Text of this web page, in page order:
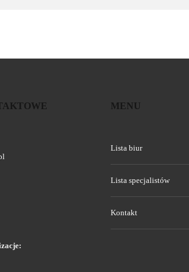
MENU
Lista biur
Lista specjalistów
Kontakt